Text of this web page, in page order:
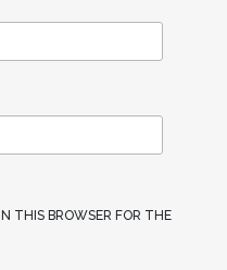
THIS BROWSER FOR THE